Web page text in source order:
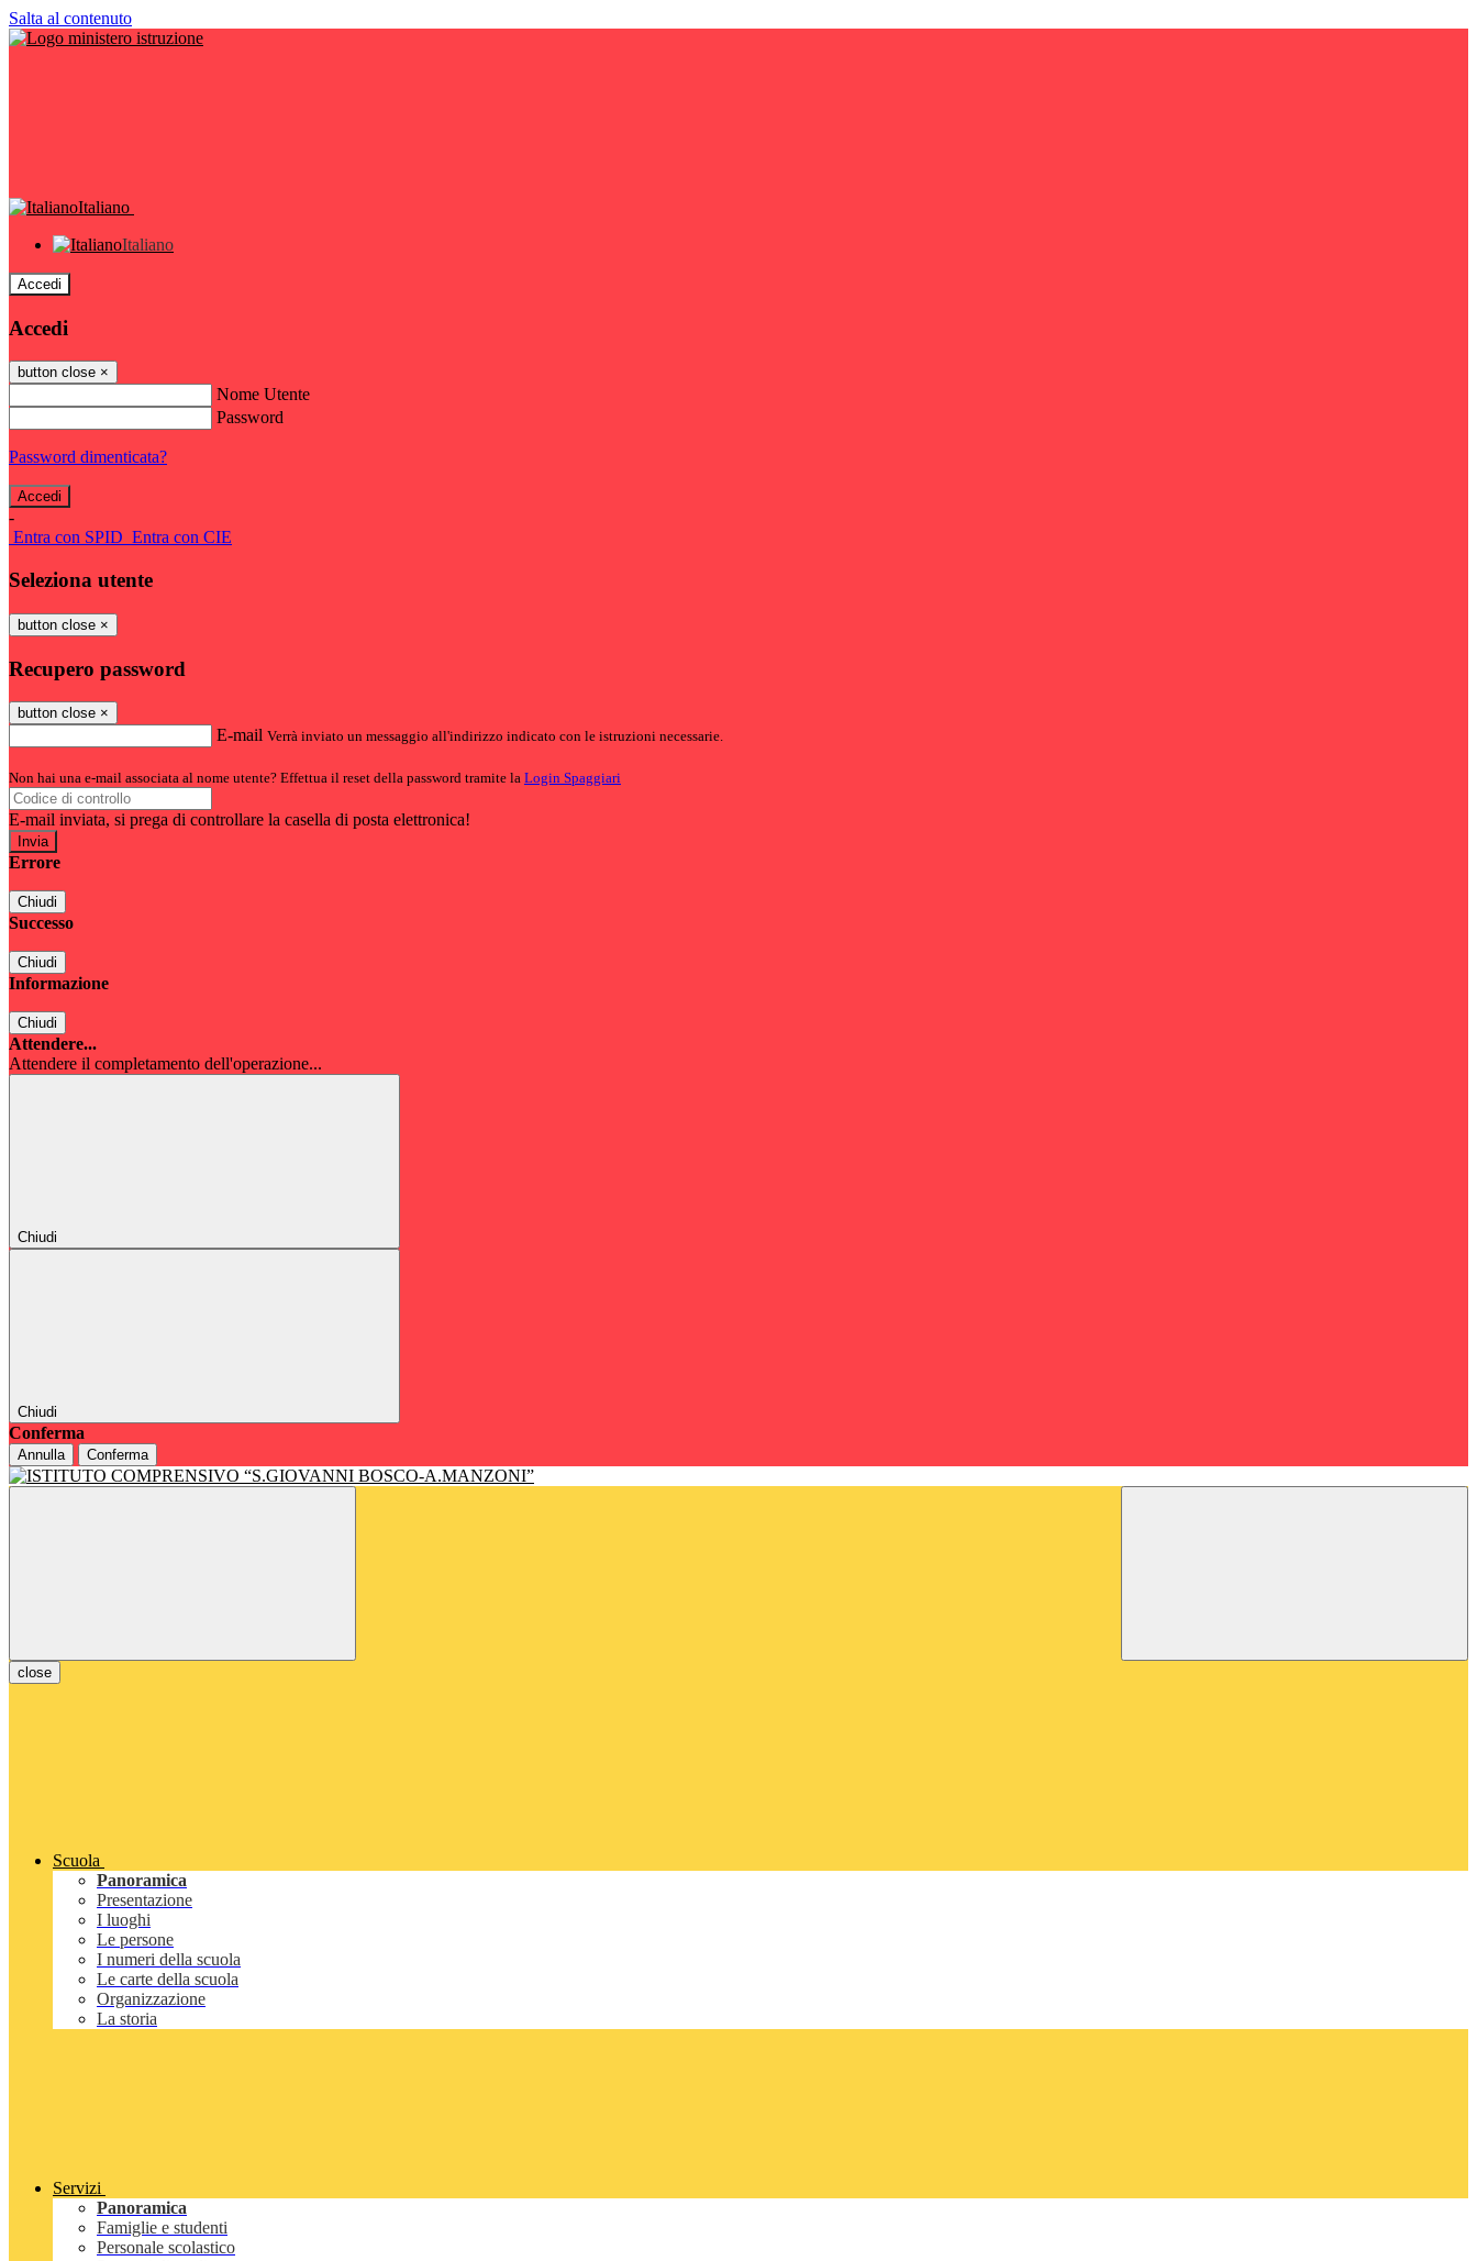
Salta al contenuto
Italiano
Italiano
Accedi
Accedi
button close ×
Nome Utente
Password
Password dimenticata?
-
Entra con SPID Entra con CIE
Seleziona utente
button close ×
Recupero password
button close ×
E-mail Verrà inviato un messaggio all'indirizzo indicato con le istruzioni necessarie.
Non hai una e-mail associata al nome utente? Effettua il reset della password tramite la Login Spaggiari
E-mail inviata, si prega di controllare la casella di posta elettronica!
Errore
Chiudi
Successo
Chiudi
Informazione
Chiudi
Attendere...
Attendere il completamento dell'operazione...
Chiudi
Chiudi
Conferma
Annulla Conferma
close
Scuola
Panoramica
Presentazione
I luoghi
Le persone
I numeri della scuola
Le carte della scuola
Organizzazione
La storia
Servizi
Panoramica
Famiglie e studenti
Personale scolastico